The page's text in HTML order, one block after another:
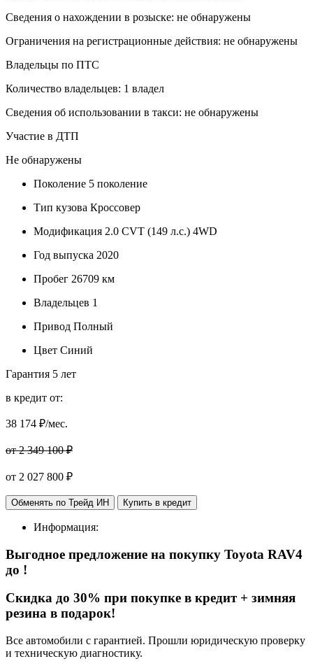
Сведения о нахождении в розыске: не обнаружены
Ограничения на регистрационные действия: не обнаружены
Владельцы по ПТС
Количество владельцев: 1 владел
Сведения об использовании в такси: не обнаружены
Участие в ДТП
Не обнаружены
Поколение 5 поколение
Тип кузова Кроссовер
Модификация 2.0 CVT (149 л.с.) 4WD
Год выпуска 2020
Пробег 26709 км
Владельцев 1
Привод Полный
Цвет Синий
Гарантия 5 лет
в кредит от:
38 174 ₽/мес.
от 2 349 100 ₽
от 2 027 800 ₽
Обменять по Трейд ИН Купить в кредит
Информация:
Выгодное предложение на покупку Toyota RAV4
до !
Cкидка до 30% при покупке в кредит + зимняя
резина в подарок!
Все автомобили с гарантией. Прошли юридическую проверку
и техническую диагностику.